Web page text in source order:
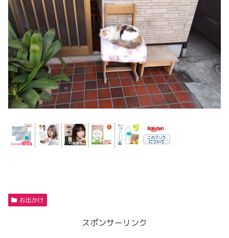
お出かけ
スポンサーリンク